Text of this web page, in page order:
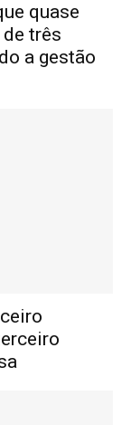
quase
três
a gestão